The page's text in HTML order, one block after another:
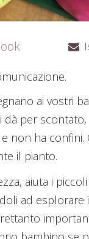
ai vostri
dà per
non ha confini.
il pianto.
aiuta i
ad